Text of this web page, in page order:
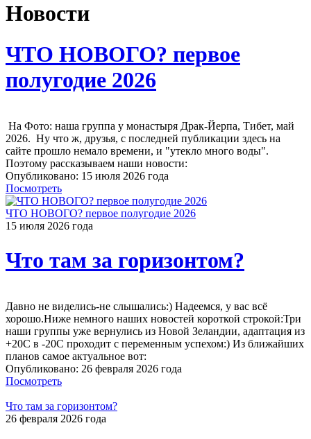
Новости
ЧТО НОВОГО? первое
полугодие 2026
На Фото: наша группа у монастыря Драк-Йерпа, Тибет, май
2026. Ну что ж, друзья, с последней публикации здесь на
сайте прошло немало времени, и "утекло много воды".
Поэтому рассказываем наши новости:
Опубликовано: 15 июля 2026 года
Посмотреть
ЧТО НОВОГО? первое полугодие 2026
15 июля 2026 года
Что там за горизонтом?
Давно не виделись-не слышались:) Надеемся, у вас всё
хорошо.Ниже немного наших новостей короткой строкой:Три
наши группы уже вернулись из Новой Зеландии, адаптация из
+20С в -20С проходит с переменным успехом:) Из ближайших
планов самое актуальное вот:
Опубликовано: 26 февраля 2026 года
Посмотреть
Что там за горизонтом?
26 февраля 2026 года